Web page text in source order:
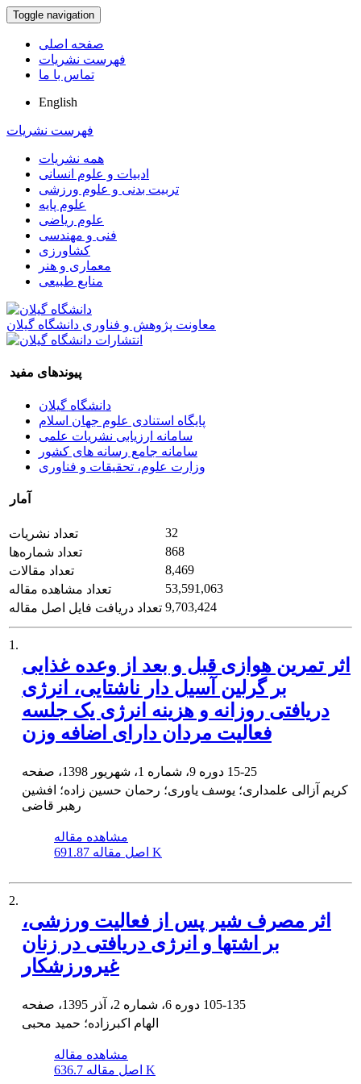
Toggle navigation
صفحه اصلی
فهرست نشریات
تماس با ما
English
فهرست نشریات
همه نشریات
ادبیات و علوم انسانی
تربیت بدنی و علوم ورزشی
علوم پایه
علوم ریاضی
فنی و مهندسی
کشاورزی
معماری و هنر
منابع طبیعی
معاونت پژوهش و فناوری دانشگاه گیلان
پیوندهای مفید
دانشگاه گیلان
پایگاه استنادی علوم جهان اسلام
سامانه ارزیابی نشریات علمی
سامانه جامع رسانه های کشور
وزارت علوم، تحقیقات و فناوری
آمار
تعداد نشریات
32
تعداد شماره‌ها
868
تعداد مقالات
8,469
تعداد مشاهده مقاله
53,591,063
تعداد دریافت فایل اصل مقاله 9,703,424
1.
اثر تمرین هوازی قبل و بعد از وعده غذایی
بر گرلین آسیل دار ناشتایی، انرژی
دریافتی روزانه و هزینه انرژی یک جلسه
فعالیت مردان دارای اضافه وزن
15-25
کریم آزالی علمداری؛ یوسف یاوری؛ رحمان حسین زاده؛ افشین
رهبر قاضی
مشاهده مقاله
اصل مقاله 691.87 K
2.
اثر مصرف شیر پس از فعالیت ورزشی،
بر اشتها و انرژی دریافتی در زنان
غیرورزشکار
105-135
الهام اکبرزاده؛ حمید محبی
مشاهده مقاله
اصل مقاله 636.7 K